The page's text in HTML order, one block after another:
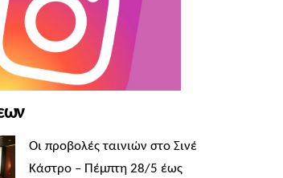
Οι προβολές ταινιών στο Σινέ
Κάστρο – Πέμπτη 28/5 έως